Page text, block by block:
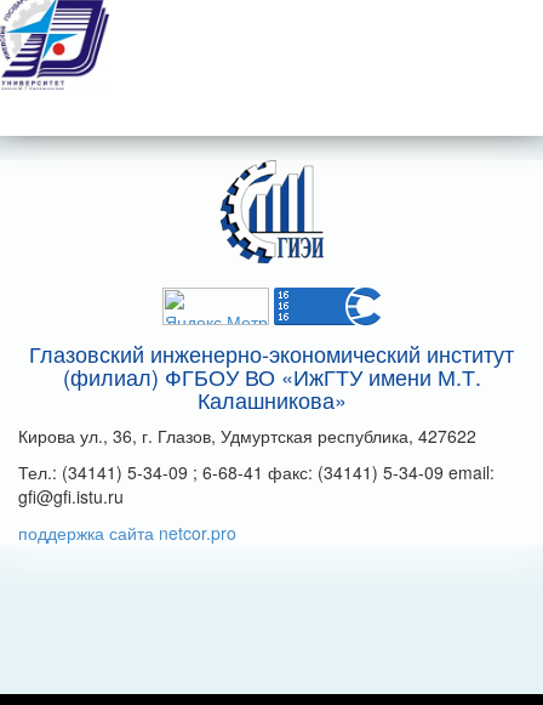
Глазовский инженерно-экономический институт
(филиал) ФГБОУ ВО «ИжГТУ имени М.Т.
Калашникова»
Кирова ул., 36, г. Глазов, Удмуртская республика, 427622
Тел.: (34141) 5-34-09 ; 6-68-41 факс: (34141) 5-34-09 email:
gfi@gfi.istu.ru
поддержка сайта netcor.pro